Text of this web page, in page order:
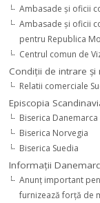
Ambasade şi oficii
Ambasade şi oficii
pentru Republica
Centrul comun de
Condiţii de intrare şi
Relatii comerciale
Episcopia
Biserica Danemarca
Biserica Norvegia
Biserica Suedia
Informaţii
Anunţ important
furnizează forţă de